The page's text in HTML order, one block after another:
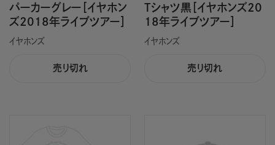
パーカーグレー［イヤホン
ズ2018年ライブツアー］
イヤホンズ
売り切れ
Tシャツ黒［イヤホンズ20
18年ライブツアー］
イヤホンズ
売り切れ